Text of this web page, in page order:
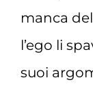
manca
l’ego li
suoi